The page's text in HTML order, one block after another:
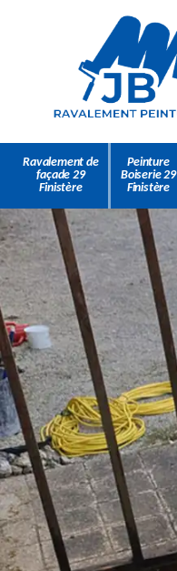
Ravalement de
façade 29
Finistère
Peinture
Boiserie 29
Finistère